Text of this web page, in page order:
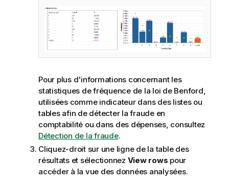
Pour plus d'informations concernant les
statistiques de fréquence de la loi de Benford,
utilisées comme indicateur dans des listes ou
tables afin de détecter la fraude en
comptabilité ou dans des dépenses, consultez
Détection de la fraude.
Cliquez-droit sur une ligne de la table des
résultats et sélectionnez View rows pour
accéder à la vue des données analysées.